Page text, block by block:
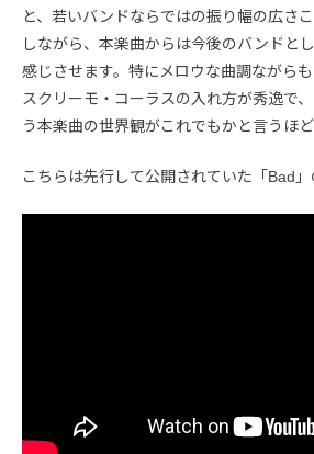
と、若いバンドならではの振り幅の広さ
しながら、本楽曲からは今後のバンドと
感じさせます。特にメロウな曲調ながら
スクリーモ・コーラスの入れ方が秀逸で
う本楽曲の世界観がこれでもかと言うほど
こちらは先行して公開されていた「Bad」